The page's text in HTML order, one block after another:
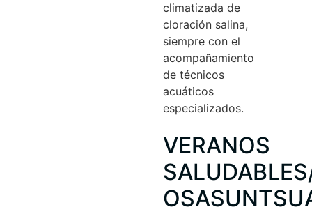
climatizada de
cloración salina,
siempre con el
acompañamiento
de técnicos
acuáticos
especializados.
VERANOS